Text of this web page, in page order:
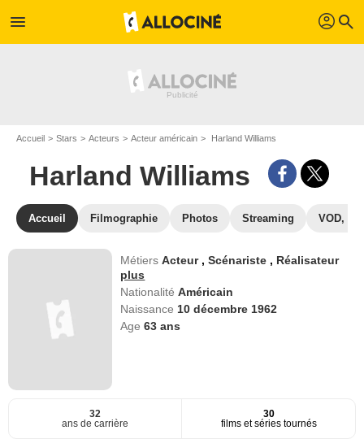
menu profil search
Accueil Stars Acteurs Acteur américain Harland Williams
Harland Williams
Accueil Filmographie Photos Streaming VOD,
MétiersActeur ,Scénariste , Réalisateur
plus
NationalitéAméricain
Naissance 10 décembre 1962
Age63 ans
32
ans de carrière
30
films et séries tournés